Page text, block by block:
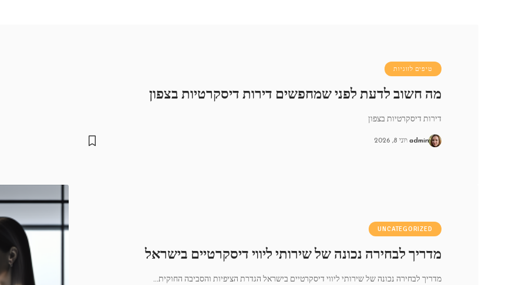
טיפים לזוגיות
מה חשוב לדעת לפני שמחפשים דירות דיסקרטיות בצפון
דירות דיסקרטיות בצפון
admin יוני 8, 2026
UNCATEGORIZED
מדריך לבחירה נכונה של שירותי ליווי דיסקרטיים בישראל
מדריך לבחירה נכונה של שירותי ליווי דיסקרטיים בישראל הגדרת הציפיות והסביבה החוקית…